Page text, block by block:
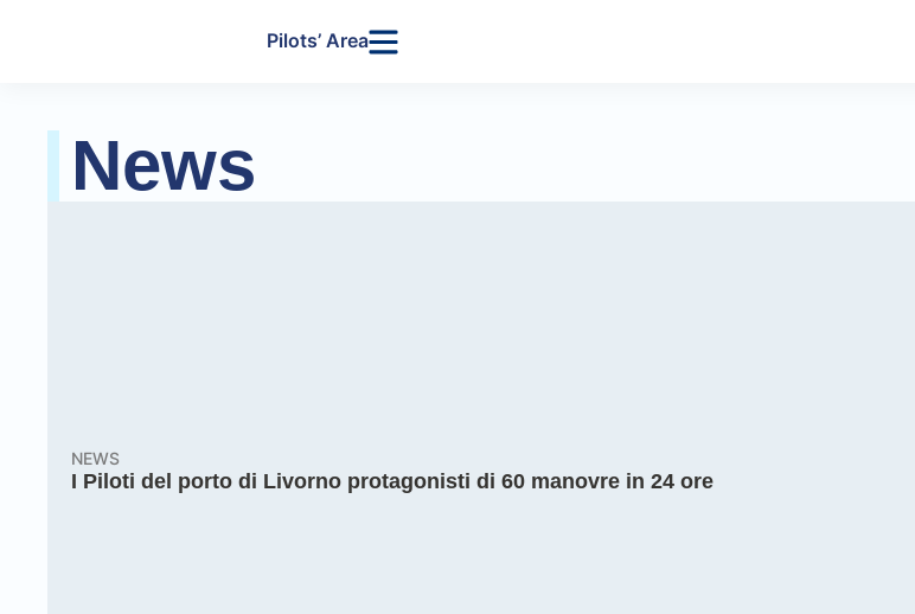
Pilots’ Area
News
NEWS
I Piloti del porto di Livorno protagonisti di 60 manovre in 24 ore